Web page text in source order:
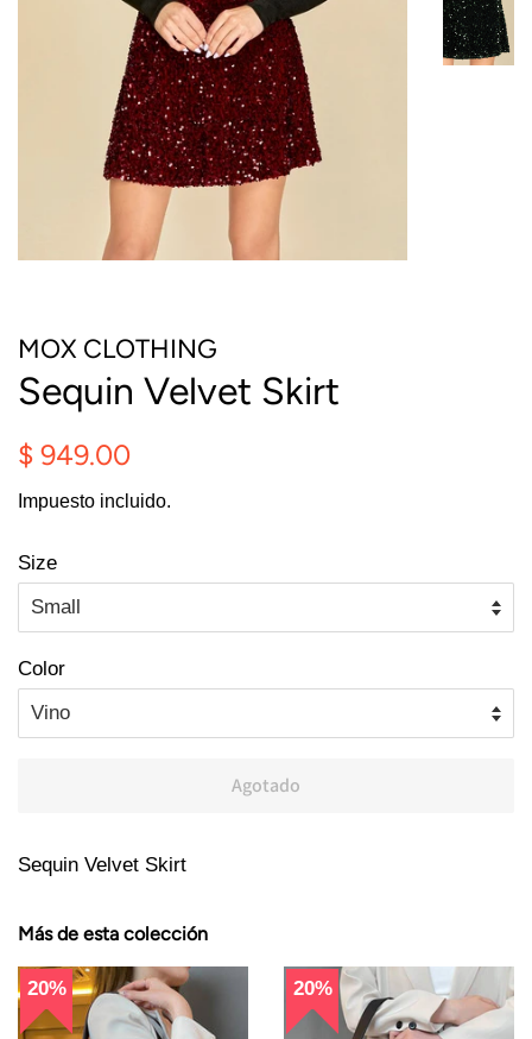
MOX CLOTHING
Sequin Velvet Skirt
Precio
$ 949.00
oferta
Impuesto incluido.
Size
Color
Agotado
Sequin Velvet Skirt
Más de esta colección
20% 20%